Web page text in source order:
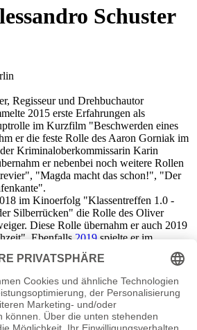
Schuster
Regisseur und Drehbuchautor
2015 erste Erfahrungen als
im Kurzfilm "Beschwerden eines
er die feste Rolle des Aaron Gorniak im
Kriminaloberkommissarin Karin
er nebenbei noch weitere Rollen
"Magda macht das schon!", "Der
im Kinoerfolg "Klassentreffen 1.0 -
Silberrücken" die Rolle des Oliver
Diese Rolle übernahm er auch 2019
Ebenfalls 2019 spielte er im
mit Nancy" den Niklas und
war er
Fernsehfilm "Papa auf Wolke 7".
Schuster eigene Filmprojekte wie
und die Verwandten" 2015 und "Der